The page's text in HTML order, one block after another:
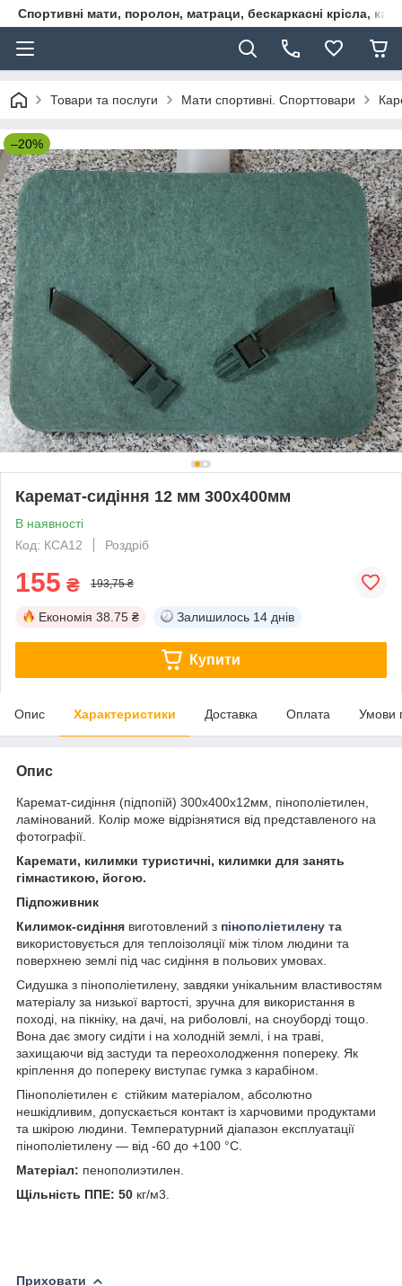
Спортивні мати, поролон, матраци, бескаркасні крісла,
Товари та послуги Мати спортивні. Спорттовари
–20%
Каремат-сидіння 12 мм 300х400мм
В наявності
Код: КСА12
Роздріб
155 ₴ 193,75 ₴
Економія 38.75 ₴ Залишилось 14 днів
Купити
Опис Характеристики Доставка Оплата Умови
Опис
Каремат-сидіння (підпопій) 300х400х12мм, пінополіетилен,
ламінований. Колір може відрізнятися від представленого на
фотографії.
Каремати, килимки туристичні, килимки для занять
гімнастикою, йогою.
Підпоживник
Килимок-сидіння виготовлений з пінополіетилену та
використовується для теплоізоляції між тілом людини та
поверхнею землі під час сидіння в польових умовах.
Сидушка з пінополіетилену, завдяки унікальним властивостям
матеріалу за низької вартості, зручна для використання в
поході, на пікніку, на дачі, на риболовлі, на сноуборді тощо.
Вона дає змогу сидіти і на холодній землі, і на траві,
захищаючи від застуди та переохолодження попереку. Як
кріплення до попереку виступає гумка з карабіном.
Пінополіетилен є стійким матеріалом, абсолютно
нешкідливим, допускається контакт із харчовими продуктами
та шкірою людини. Температурний діапазон експлуатації
пінополіетилену — від -60 до +100 °C.
Матеріал: пенополиэтилен.
Щільність ППЕ: 50 кг/м3
Приховати